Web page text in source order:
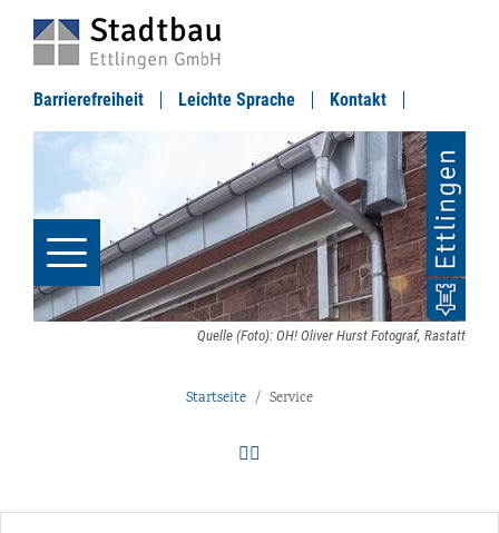
Barrierefreiheit Leichte Sprache Kontakt
Quelle (Foto): OH! Oliver Hurst Fotograf, Rastatt
Startseite Service